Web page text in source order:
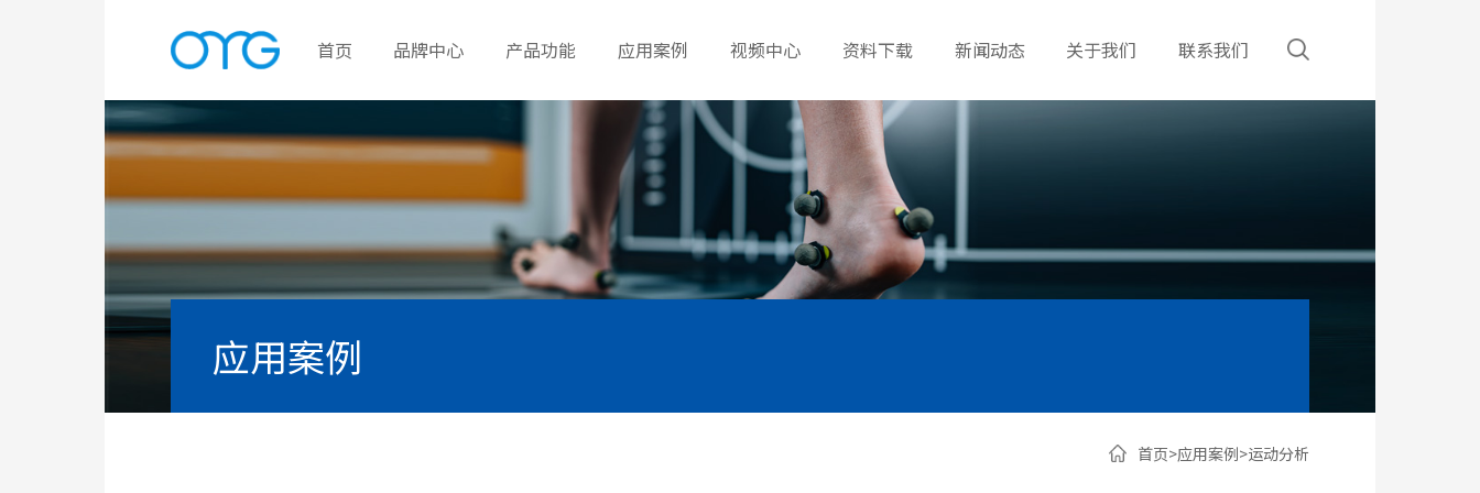
首页 品牌中心 产品功能 应用案例 视频中心 资料下载 新闻动态 关于我们 联系我们
应用案例
首页>应用案例>运动分析